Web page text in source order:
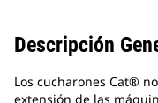
Descripción
Los cucharones Cat®
extensión de las